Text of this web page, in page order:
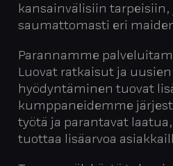
kansainvälisiin
saumattomasti eri
Parannamme
Luovat ratkaisut ja
hyödyntäminen tuovat
kumppaneidemme
työtä ja parantavat
tuottaa lisäarvoa